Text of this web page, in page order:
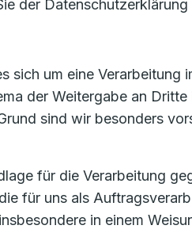
der
um eine Verarbeitung
der Weitergabe an
sind wir besonders
für die Verarbeitung
für uns als
in einem